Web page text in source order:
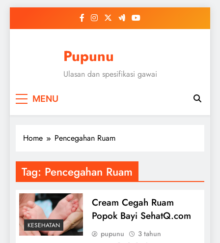
Pupunu
Ulasan dan spesifikasi gawai
MENU
Home Pencegahan Ruam
Tag: Pencegahan Ruam
KESEHATAN
Cream Cegah Ruam
Popok Bayi SehatQ.com
pupunu
3 tahun